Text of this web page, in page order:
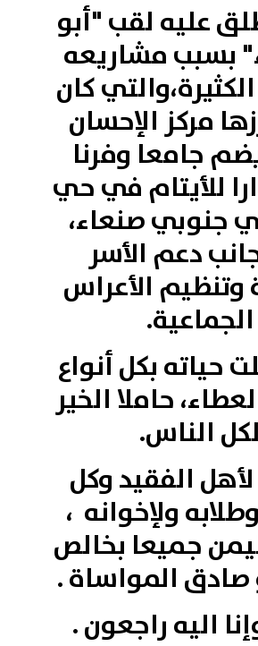
عليه لقب "أبو
بسبب مشاريعه
كان
مركز الإحسان
جامعا وفرنا
للأيتام في حي
جنوبي صنعاء،
دعم الأسر
وتنظيم الأعراس
الجماعية.
حياته بكل أنواع
حاملا الخير
لكل الناس.
الفقيد وكل
ولإخوانه ،
جميعا بخالص
صادق المواساة .
اليه راجعون .